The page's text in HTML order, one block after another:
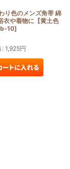
り色のメンズ角帯 綿
衣や着物に【黄土色
10]
: 1,925円